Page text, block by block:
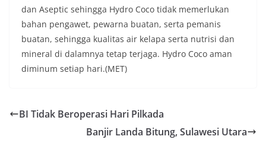
dan Aseptic sehingga Hydro Coco tidak memerlukan
bahan pengawet, pewarna buatan, serta pemanis
buatan, sehingga kualitas air kelapa serta nutrisi dan
mineral di dalamnya tetap terjaga. Hydro Coco aman
diminum setiap hari.(MET)
BI Tidak Beroperasi Hari Pilkada
Banjir Landa Bitung, Sulawesi Utara